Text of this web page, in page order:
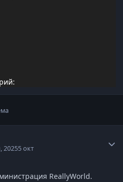
20255 окт
ReallyWorld.